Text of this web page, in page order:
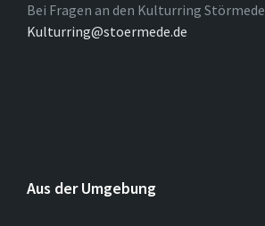
Bei Fragen an den Kulturring Störmede
Kulturring@stoermede.de
Aus der Umgebung